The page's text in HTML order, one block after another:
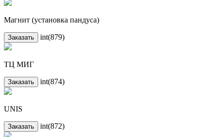
Магнит (установка пандуса)
Заказать int(879)
ТЦ МИГ
Заказать int(874)
UNIS
Заказать int(872)